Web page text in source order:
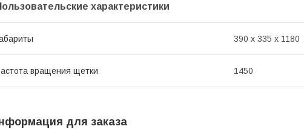
характеристики
390 x 335 x 1180
вращения щетки 1450
для заказа